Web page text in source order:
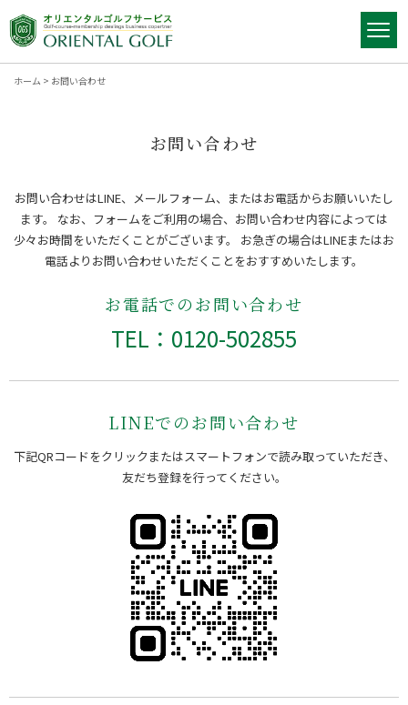
ホーム > お問い合わせ
お問い合わせ
お問い合わせはLINE、メールフォーム、またはお電話からお願いいたし
ます。
なお、フォームをご利用の場合、お問い合わせ内容によっては
少々お時間をいただくことがございます。
お急ぎの場合はLINEまたはお
電話よりお問い合わせいただくことをおすすめいたします。
お電話でのお問い合わせ
TEL：0120-502855
LINEでのお問い合わせ
下記QRコードをクリックまたはスマートフォンで読み取っていただき、
友だち登録を行ってください。